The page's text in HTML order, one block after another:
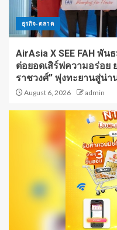
ธุรกิจ-ตลาด
AirAsia X SEE FAH พั
ต่อยอดเสิร์ฟความอร่อย
ราชวงศ์” พุ่งทะยานสู่น่า
August 6, 2026 admin